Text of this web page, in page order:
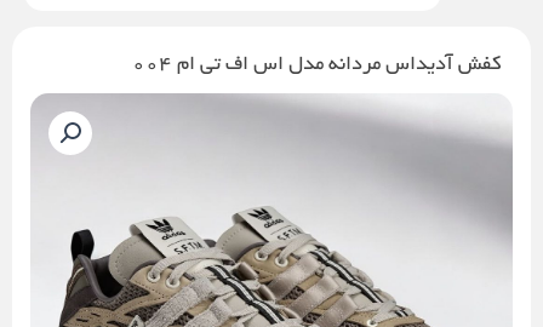
کفش آدیداس مردانه مدل اس اف تی ام 004